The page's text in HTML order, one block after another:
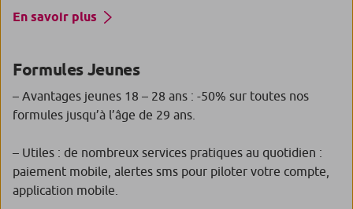
En savoir plus
Formules Jeunes
– Avantages jeunes 18 – 28 ans : -50% sur toutes nos
formules jusqu’à l’âge de 29 ans.
– Utiles : de nombreux services pratiques au quotidien :
paiement mobile, alertes sms pour piloter votre compte,
application mobile.